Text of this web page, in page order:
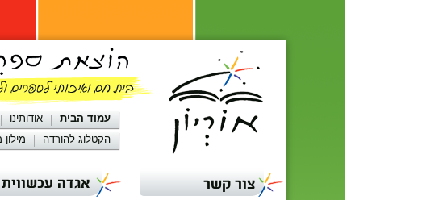
עמוד הבית אודותינו
הקטלוג להורדה
מילון
צור קשר אגדה